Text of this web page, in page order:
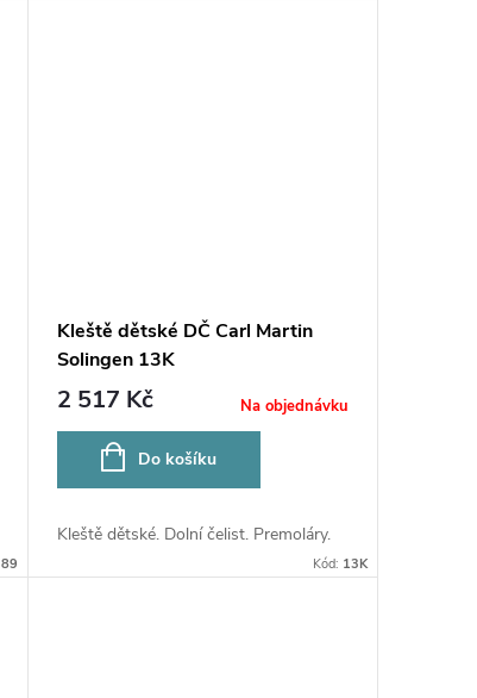
89
Kleště dětské DČ Carl Martin
Solingen 13K
2 517 Kč Na objednávku
Do košíku
Kleště dětské. Dolní čelist. Premoláry.
Kód: 13K